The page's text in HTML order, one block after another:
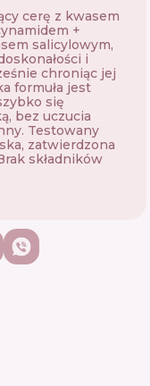
cerę z kwasem
+
salicylowym,
i
chroniąc jej
formuła jest
się
bez uczucia
Testowany
zatwierdzona
składników